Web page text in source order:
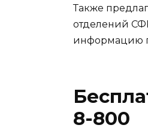
Также
отделений
информацию
8-800